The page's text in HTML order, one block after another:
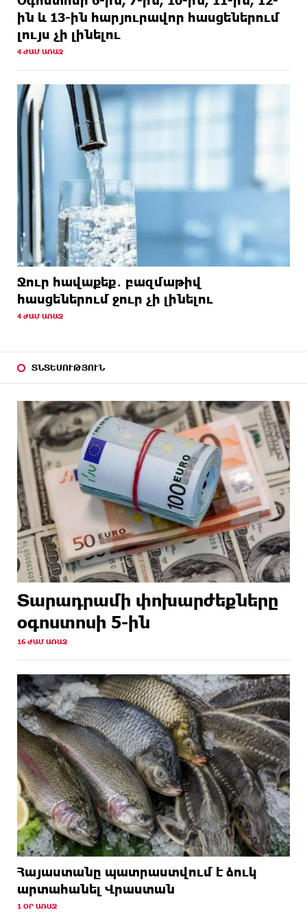
ին և 13-ին հարյուրավոր հասցեներում
լույս չի լինելու
4 ԺԱՄ ԱՌԱՋ
Ջուր հավաքեք․ բազմաթիվ
հասցեներում ջուր չի լինելու
4 ԺԱՄ ԱՌԱՋ
ՏՆՏԵՍՈՒԹՅՈՒՆ
Տարադրամի փոխարժեքները
օգոստոսի 5-ին
16 ԺԱՄ ԱՌԱՋ
Հայաստանը պատրաստվում է ձուկ
արտահանել Վրաստան
1 ՕՐ ԱՌԱՋ